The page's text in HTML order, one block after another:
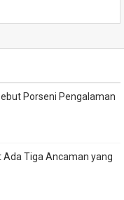
Porseni Pengalaman
Ada Tiga Ancaman yang